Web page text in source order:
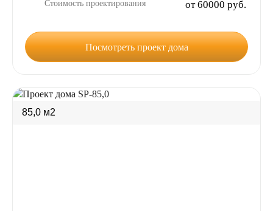
Стоимость проектирования от 60000 руб.
Посмотреть проект дома
85,0 м2